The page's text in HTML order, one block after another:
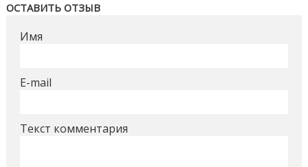
ОСТАВИТЬ ОТЗЫВ
Имя
E-mail
Текст комментария